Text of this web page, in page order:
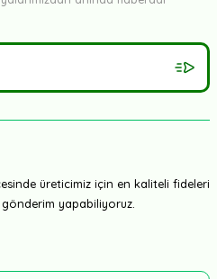
üreticimiz için en kaliteli fideleri
yapabiliyoruz.